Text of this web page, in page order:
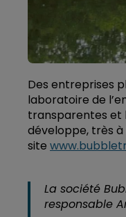
Des entreprises
laboratoire de
transparentes et
développe, très à
site
La société
responsable